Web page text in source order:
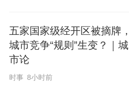
五家国家级经开区被摘牌，
城市竞争“规则”生变？｜城
市论
时事 8小时前